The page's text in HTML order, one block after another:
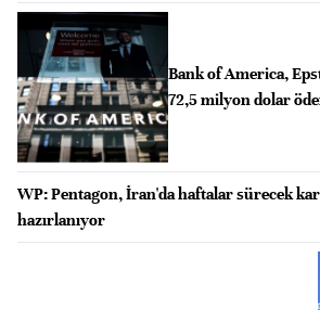
Bank of America,
72,5 milyon dolar
WP: Pentagon, İran'da haftalar sürecek
hazırlanıyor